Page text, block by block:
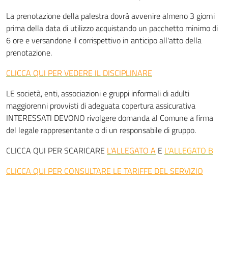
La prenotazione della palestra dovrà avvenire almeno 3 giorni
prima della data di utilizzo acquistando un pacchetto minimo di
6 ore e versandone il corrispettivo in anticipo all'atto della
prenotazione.
CLICCA QUI PER VEDERE IL DISCIPLINARE
LE società, enti, associazioni e gruppi informali di adulti
maggiorenni provvisti di adeguata copertura assicurativa
INTERESSATI DEVONO rivolgere domanda al Comune a firma
del legale rappresentante o di un responsabile di gruppo.
CLICCA QUI PER SCARICARE L'ALLEGATO A E L'ALLEGATO B
CLICCA QUI PER CONSULTARE LE TARIFFE DEL SERVIZIO